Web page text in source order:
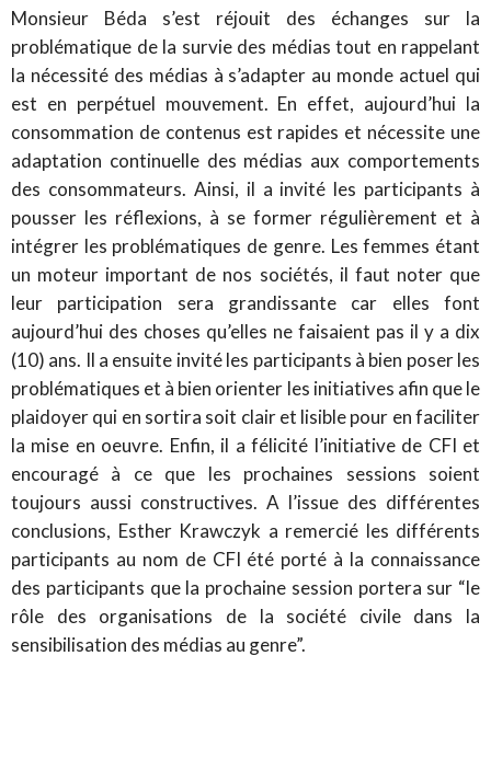
Monsieur Béda s’est réjouit des échanges sur la
problématique de la survie des médias tout en rappelant
la nécessité des médias à s’adapter au monde actuel qui
est en perpétuel mouvement. En effet, aujourd’hui la
consommation de contenus est rapides et nécessite une
adaptation continuelle des médias aux comportements
des consommateurs. Ainsi, il a invité les participants à
pousser les réflexions, à se former régulièrement et à
intégrer les problématiques de genre. Les femmes étant
un moteur important de nos sociétés, il faut noter que
leur participation sera grandissante car elles font
aujourd’hui des choses qu’elles ne faisaient pas il y a dix
(10) ans. Il a ensuite invité les participants à bien poser les
problématiques et à bien orienter les initiatives afin que le
plaidoyer qui en sortira soit clair et lisible pour en faciliter
la mise en oeuvre. Enfin, il a félicité l’initiative de CFI et
encouragé à ce que les prochaines sessions soient
toujours aussi constructives. A l’issue des différentes
conclusions, Esther Krawczyk a remercié les différents
participants au nom de CFI été porté à la connaissance
des participants que la prochaine session portera sur “le
rôle des organisations de la société civile dans la
sensibilisation des médias au genre”.